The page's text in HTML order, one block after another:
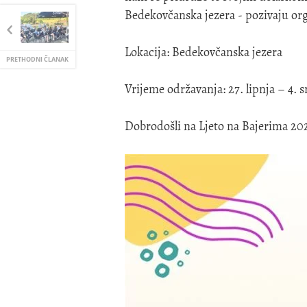
PRETHODNI ČLANAK
Bedekovčanska jezera - pozivaju
Lokacija: Bedekovčanska jezera
Vrijeme održavanja: 27. lipnja – 4.
Dobrodošli na Ljeto na Bajerima